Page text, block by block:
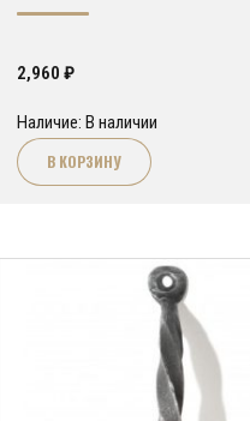
2,960 ₽
Наличие: В наличии
В КОРЗИНУ